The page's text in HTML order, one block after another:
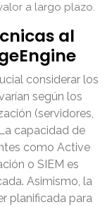
a largo plazo.
al
considerar los
según los
(servidores,
capacidad de
como Active
o SIEM es
Asimismo, la
planificada para